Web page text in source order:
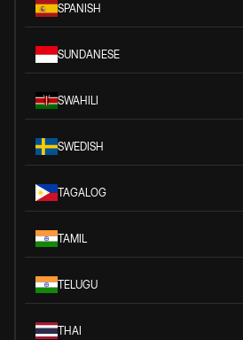
SPANISH
SUNDANESE
SWAHILI
SWEDISH
TAGALOG
TAMIL
TELUGU
THAI